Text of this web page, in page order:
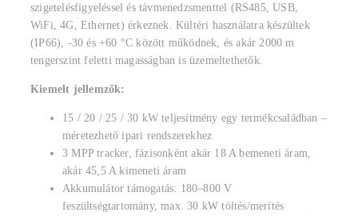
szigetelésfigyeléssel és távmenedzsmenttel (RS485, USB,
WiFi, 4G, Ethernet) érkeznek. Kültéri használatra készültek
(IP66), -30 és +60 °C között működnek, és akár 2000 m
tengerszint feletti magasságban is üzemeltethetők.
Kiemelt jellemzők:
15 / 20 / 25 / 30 kW teljesítmény egy termékcsaládban –
méretezhető ipari rendszerekhez
3 MPP tracker, fázisonként akár 18 A bemeneti áram,
akár 45,5 A kimeneti áram
Akkumulátor támogatás: 180–800 V
feszültségtartomány, max. 30 kW töltés/merítés